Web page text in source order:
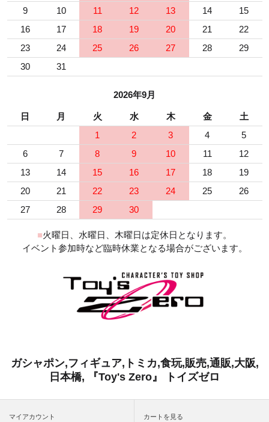
9
10 11 12 13 14
15
16
17 18 19 20 21
22
23
24 25 26 27 28
29
30
31
2026年9月
日 月 火 水 木 金
土
1
2 3 4
5
6
7 8 9 10 11
12
13
14 15 16 17 18
19
20
21 22 23 24 25
26
27
28 29 30
■火曜日、水曜日、木曜日は定休日となります。
イベント参加時など臨時休業となる場合がございます。
ガシャポン,フィギュア,トミカ,食玩,販売,通販,大阪,
日本橋, 『Toy's Zero』 トイズゼロ
マイアカウント カートを見る